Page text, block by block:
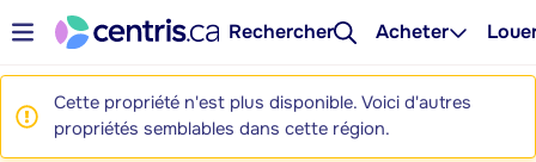
Rechercher Acheter
Cette propriété n'est plus disponible. Voici d'autres
propriétés semblables dans cette région.